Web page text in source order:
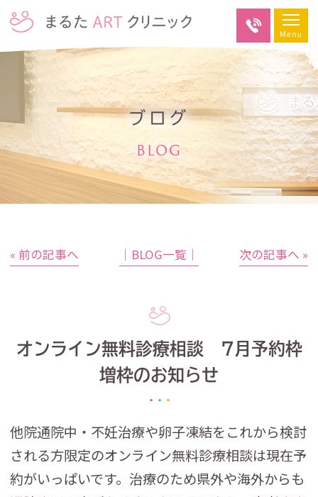
ブログ
BLOG
« 前の記事へ │BLOG一覧│ 次の記事へ »
オンライン無料診療相談 7月予約枠
増枠のお知らせ
他院通院中・不妊治療や卵子凍結をこれから検討
される方限定のオンライン無料診療相談は現在予
約がいっぱいです。治療のため県外や海外からも